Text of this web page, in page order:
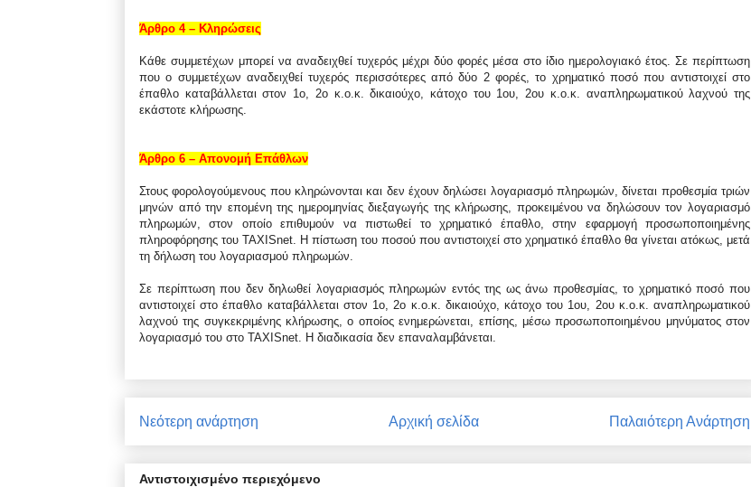
Άρθρο 4 – Κληρώσεις
Κάθε συμμετέχων μπορεί να αναδειχθεί τυχερός μέχρι δύο φορές μέσα στο ίδιο ημερολογιακό έτος. Σε περίπτωση
που ο συμμετέχων αναδειχθεί τυχερός περισσότερες από δύο 2 φορές, το χρηματικό ποσό που αντιστοιχεί στο
έπαθλο καταβάλλεται στον 1ο, 2ο κ.ο.κ. δικαιούχο, κάτοχο του 1ου, 2ου κ.ο.κ. αναπληρωματικού λαχνού της
εκάστοτε κλήρωσης.
Άρθρο 6 – Απονομή Επάθλων
Στους φορολογούμενους που κληρώνονται και δεν έχουν δηλώσει λογαριασμό πληρωμών, δίνεται προθεσμία τριών
μηνών από την επομένη της ημερομηνίας διεξαγωγής της κλήρωσης, προκειμένου να δηλώσουν τον λογαριασμό
πληρωμών, στον οποίο επιθυμούν να πιστωθεί το χρηματικό έπαθλο, στην εφαρμογή προσωποποιημένης
πληροφόρησης του TAXISnet. Η πίστωση του ποσού που αντιστοιχεί στο χρηματικό έπαθλο θα γίνεται ατόκως, μετά
τη δήλωση του λογαριασμού πληρωμών.
Σε περίπτωση που δεν δηλωθεί λογαριασμός πληρωμών εντός της ως άνω προθεσμίας, το χρηματικό ποσό που
αντιστοιχεί στο έπαθλο καταβάλλεται στον 1ο, 2ο κ.ο.κ. δικαιούχο, κάτοχο του 1ου, 2ου κ.ο.κ. αναπληρωματικού
λαχνού της συγκεκριμένης κλήρωσης, ο οποίος ενημερώνεται, επίσης, μέσω προσωποποιημένου μηνύματος στον
λογαριασμό του στο TAXISnet. Η διαδικασία δεν επαναλαμβάνεται.
Νεότερη ανάρτηση Παλαιότερη Ανάρτηση
Αρχική σελίδα
Αντιστοιχισμένο περιεχόμενο